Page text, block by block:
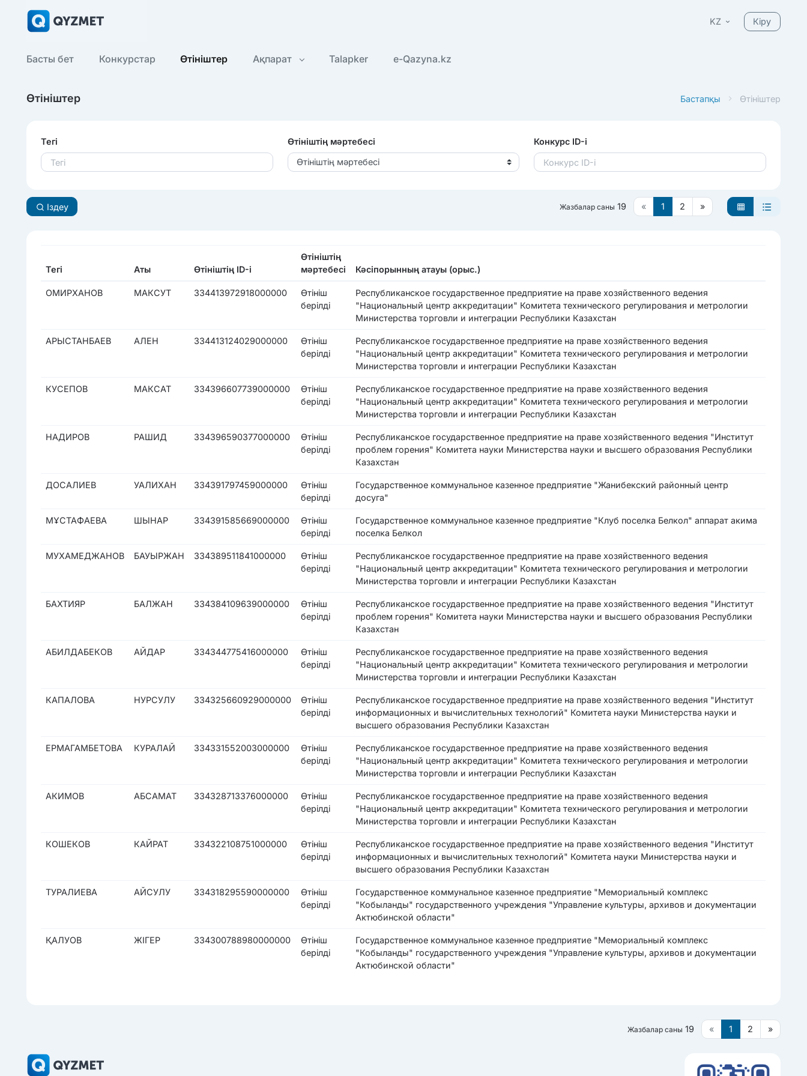
KZ Кіру
Басты бет Конкурстар Өтініштер Ақпарат Talapker e-Qazyna.kz
Бастапқы Өтініштер
Өтініштер
Тегі Өтініштің мәртебесі
Өтініштің мәртебесі
Конкурс ID-і
Іздеу Жазбалар саны 19 « 1 2 »
Тегі Аты Өтініштің ID-і
Өтініштің
мәртебесі
Кәсіпорынның атауы (орыс.)
ОМИРХАНОВ МАКСУТ 334413972918000000
Өтініш
берілді
Республиканское государственное предприятие на праве хозяйственного ведения
"Национальный центр аккредитации" Комитета технического регулирования и метрологии
Министерства торговли и интеграции Республики Казахстан
АРЫСТАНБАЕВ АЛЕН 334413124029000000
Өтініш
берілді
Республиканское государственное предприятие на праве хозяйственного ведения
"Национальный центр аккредитации" Комитета технического регулирования и метрологии
Министерства торговли и интеграции Республики Казахстан
КУСЕПОВ МАКСАТ 334396607739000000
Өтініш
берілді
Республиканское государственное предприятие на праве хозяйственного ведения
"Национальный центр аккредитации" Комитета технического регулирования и метрологии
Министерства торговли и интеграции Республики Казахстан
НАДИРОВ РАШИД 334396590377000000
Өтініш
берілді
Республиканское государственное предприятие на праве хозяйственного ведения "Институт
проблем горения" Комитета науки Министерства науки и высшего образования Республики
Казахстан
ДОСАЛИЕВ УАЛИХАН 334391797459000000
Өтініш
берілді
Государственное коммунальное казенное предприятие "Жанибекский районный центр
досуга"
МҰСТАФАЕВА ШЫНАР 334391585669000000
Өтініш
берілді
Государственное коммунальное казенное предприятие "Клуб поселка Белкол" аппарат акима
поселка Белкол
МУХАМЕДЖАНОВ БАУЫРЖАН 334389511841000000
Өтініш
берілді
Республиканское государственное предприятие на праве хозяйственного ведения
"Национальный центр аккредитации" Комитета технического регулирования и метрологии
Министерства торговли и интеграции Республики Казахстан
БАХТИЯР БАЛЖАН 334384109639000000
Өтініш
берілді
Республиканское государственное предприятие на праве хозяйственного ведения "Институт
проблем горения" Комитета науки Министерства науки и высшего образования Республики
Казахстан
АБИЛДАБЕКОВ АЙДАР 334344775416000000
Өтініш
берілді
Республиканское государственное предприятие на праве хозяйственного ведения
"Национальный центр аккредитации" Комитета технического регулирования и метрологии
Министерства торговли и интеграции Республики Казахстан
КАПАЛОВА НУРСУЛУ 334325660929000000
Өтініш
берілді
Республиканское государственное предприятие на праве хозяйственного ведения "Институт
информационных и вычислительных технологий" Комитета науки Министерства науки и
высшего образования Республики Казахстан
ЕРМАГАМБЕТОВА КУРАЛАЙ 334331552003000000
Өтініш
берілді
Республиканское государственное предприятие на праве хозяйственного ведения
"Национальный центр аккредитации" Комитета технического регулирования и метрологии
Министерства торговли и интеграции Республики Казахстан
АКИМОВ АБСАМАТ 334328713376000000
Өтініш
берілді
Республиканское государственное предприятие на праве хозяйственного ведения
"Национальный центр аккредитации" Комитета технического регулирования и метрологии
Министерства торговли и интеграции Республики Казахстан
КОШЕКОВ КАЙРАТ 334322108751000000
Өтініш
берілді
Республиканское государственное предприятие на праве хозяйственного ведения "Институт
информационных и вычислительных технологий" Комитета науки Министерства науки и
высшего образования Республики Казахстан
ТУРАЛИЕВА АЙСУЛУ 334318295590000000
Өтініш
берілді
Государственное коммунальное казенное предприятие "Мемориальный комплекс
"Кобыланды" государственного учреждения "Управление культуры, архивов и документации
Актюбинской области"
ҚАЛУОВ ЖІГЕР 334300788980000000
Өтініш
берілді
Государственное коммунальное казенное предприятие "Мемориальный комплекс
"Кобыланды" государственного учреждения "Управление культуры, архивов и документации
Актюбинской области"
Жазбалар саны 19 « 1 2 »